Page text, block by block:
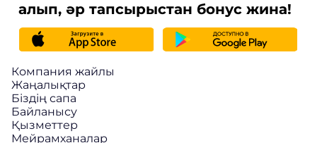
алып, әр тапсырыстан бонус жина!
Компания жайлы
Жаңалықтар
Біздің сапа
Байланысу
Қызметтер
Мейрамханалар